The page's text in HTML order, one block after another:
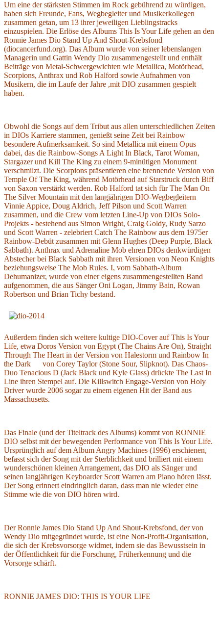
Um eine der stärksten Stimmen im Rock gebührend zu würdigen,
haben sich Freunde, Fans, Wegbegleiter und Musikerkollegen
zusammen getan, um 13 ihrer jeweiligen Lieblingstracks
einzuspielen. Die Erlöse des Albums This Is Your Life gehen an den
Ronnie James Dio Stand Up And Shout-Krebsfond
(diocancerfund.org). Das Album wurde von seiner lebenslangen
Managerin und Gattin Wendy Dio zusammengestellt und enthält
Beiträge von Metal-Schwergewichten wie Metallica, Motörhead,
Scorpions, Anthrax und Rob Halford sowie Aufnahmen von
Musikern, die im Laufe der Jahre ,mit DIO zusammen gespielt
haben.
Obwohl die Songs auf dem Tribut aus allen unterschiedlichen Zeiten
in DIOs Karriere stammen, genießt seine Zeit bei Rainbow
besondere Aufmerksamkeit. So sind Metallica mit einem Opus
dabei, das die Rainbow-Songs A Light In Black, Tarot Woman,
Stargazer und Kill The King zu einem 9-minütigen Monument
verschmilzt. Die Scorpions präsentieren eine brennende Version von
Temple Of The King, während Motörhead auf Starstruck durch Biff
von Saxon verstärkt werden. Rob Halford tat sich für The Man On
The Silver Mountain mit den langjährigen DIO-Wegbegleitern
Vinnie Appice, Doug Aldrich, Jeff Pilson und Scott Warren
zusammen, und die Crew vom letzten Line-Up von DIOs Solo-
Projekts - bestehend aus Simon Wright, Craig Goldy, Rudy Sarzo
und Scott Warren - zelebriert Catch The Rainbow aus dem 1975er
Rainbow-Debüt zusammen mit Glenn Hughes (Deep Purple, Black
Sabbath). Anthrax und Adrenaline Mob ehren DIOs denkwürdigen
Abstecher bei Black Sabbath mit ihren Versionen von Neon Knights
beziehungsweise The Mob Rules. I, vom Sabbath-Album
Dehumanizer, wurde von einer eigens zusammengestellten Band
aufgenommen, die aus Sänger Oni Logan, Jimmy Bain, Rowan
Robertson und Brian Tichy bestand.
Außerdem finden sich weitere kultige DIO-Cover auf This Is Your
Life, etwa Doros Version von Egypt (The Chains Are On), Straight
Through The Heart in der Version von Halestorm und Rainbow In
the Dark von Corey Taylor (Stone Sour, Slipknot). Das Chaos-
Duo Tenacious D (Jack Black und Kyle Glass) drückte The Last In
Line ihren Stempel auf. Die Killswitch Engage-Version von Holy
Driver wurde 2006 sogar zu einem eigenen Hit der Band aus
Massachusetts.
Das Finale (und der Titeltrack des Albums) kommt von RONNIE
DIO selbst mit der bewegenden Performance von This Is Your Life.
Ursprünglich auf dem Album Angry Machines (1996) erschienen,
befasst sich der Song mit der Sterblichkeit und brilliert mit einem
wunderschönen kleinen Arrangement, das DIO als Sänger und
seinen langjährigen Keyboarder Scott Warren am Piano hören lässt.
Der Song erinnert eindringlich daran, dass man nie wieder eine
Stimme wie die von DIO hören wird.
Der Ronnie James Dio Stand Up And Shout-Krebsfond, der von
Wendy Dio mitgegründet wurde, ist eine Non-Profit-Organisation,
die sich der Krebsvorsorge widmet, indem sie das Bewusstsein in
der Öffentlichkeit für die Forschung, Früherkennung und die
Vorsorge schärft.
RONNIE JAMES DIO: THIS IS YOUR LIFE